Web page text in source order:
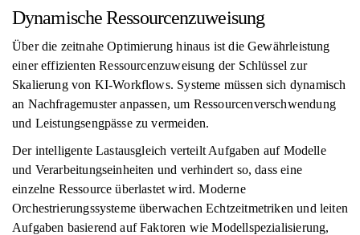
Dynamische Ressourcenzuweisung
Über die zeitnahe Optimierung hinaus ist die Gewährleistung
einer effizienten Ressourcenzuweisung der Schlüssel zur
Skalierung von KI-Workflows. Systeme müssen sich dynamisch
an Nachfragemuster anpassen, um Ressourcenverschwendung
und Leistungsengpässe zu vermeiden.
Der intelligente Lastausgleich verteilt Aufgaben auf Modelle
und Verarbeitungseinheiten und verhindert so, dass eine
einzelne Ressource überlastet wird. Moderne
Orchestrierungssysteme überwachen Echtzeitmetriken und leiten
Aufgaben basierend auf Faktoren wie Modellspezialisierung,